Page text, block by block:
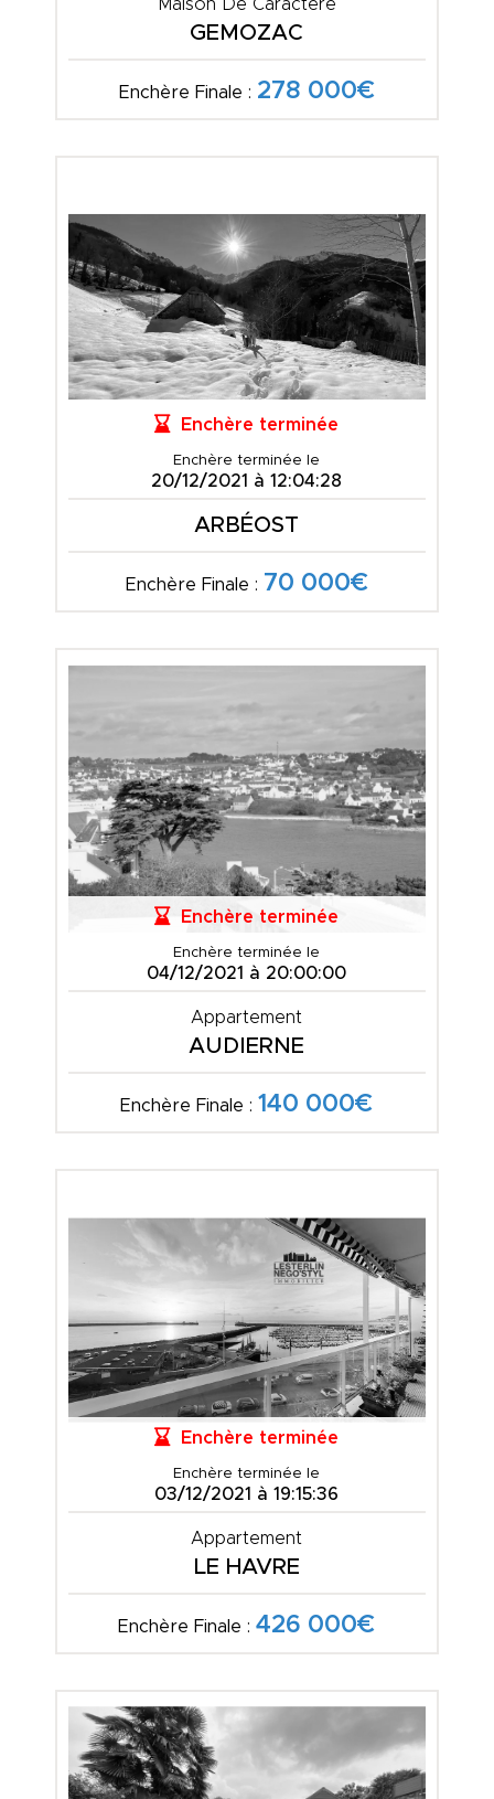
Maison De Caractère
GEMOZAC
Enchère Finale : 278 000€
Enchère terminée
Enchère terminée le
20/12/2021 à 12:04:28
ARBÉOST
Enchère Finale : 70 000€
Enchère terminée
Enchère terminée le
04/12/2021 à 20:00:00
Appartement
AUDIERNE
Enchère Finale : 140 000€
Enchère terminée
Enchère terminée le
03/12/2021 à 19:15:36
Appartement
LE HAVRE
Enchère Finale :426 000€